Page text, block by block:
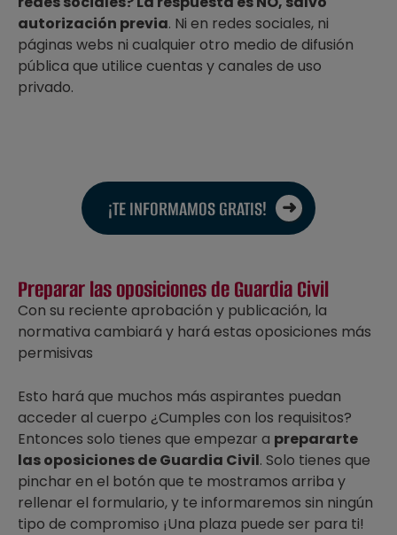
autorización previa. Ni en redes sociales, ni
páginas webs ni cualquier otro medio de difusión
pública que utilice cuentas y canales de uso
privado.
¡TE INFORMAMOS GRATIS!
Preparar las oposiciones de Guardia Civil
Con su reciente aprobación y publicación, la
normativa cambiará y hará estas oposiciones más
permisivas
Esto hará que muchos más aspirantes puedan
acceder al cuerpo ¿Cumples con los requisitos?
Entonces solo tienes que empezar a prepararte
las oposiciones de Guardia Civil. Solo tienes que
pinchar en el botón que te mostramos arriba y
rellenar el formulario, y te informaremos sin ningún
tipo de compromiso ¡Una plaza puede ser para ti!